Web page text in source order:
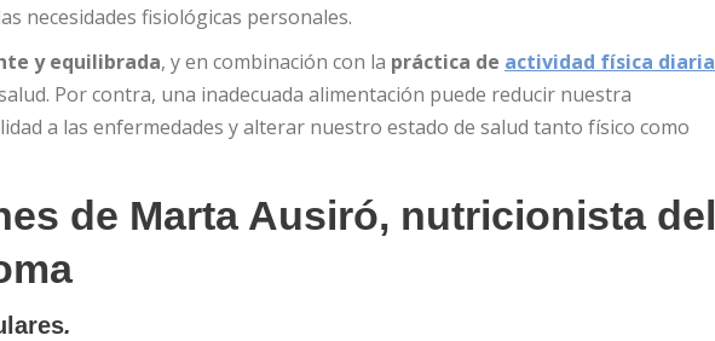
necesidades fisiológicas personales.
y equilibrada, y en combinación con la práctica de actividad física diaria
Por contra, una inadecuada alimentación puede reducir nuestra
a las enfermedades y alterar nuestro estado de salud tanto físico como
de Marta Ausiró, nutricionista del
.